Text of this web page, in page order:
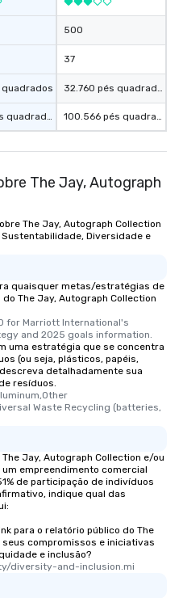
What’s more, your
a special warm
which can be an
those Instagram
For added ease, we
transportation pick-
as well as an event
experience, we can
glittering lights of The
Memorable
experienced, and all
remember. Our one-
are special, from the
last. It’s an
will reminisce about
leave. Location, Location, Location
convenient and
walking distance of
short stroll allows
members a chance to
heading to the next
itinerary. You Get a Dinner and a Show
Our tours offer an
quadrados
13.447 pés quadrados
500
37
32.760 pés quadrados
100.566 pés quadrados
The Jay, Autograph
The Jay, Autograph Collection
Diversidade e
quaisquer metas/estratégias de
The Jay, Autograph Collection
for Marriott International's
and 2025 goals information.
uma estratégia que se concentra
(ou seja, plásticos, papéis,
detalhadamente sua
resíduos.
Waste Recycling (batteries,
Jay, Autograph Collection e/ou
empreendimento comercial
de participação de indivíduos
indique qual das
para o relatório público do The
compromissos e iniciativas
e inclusão?
diversity-and-inclusion.mi